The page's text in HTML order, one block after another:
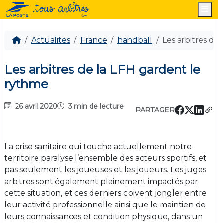
Actualités France handball Les arbitres
Les arbitres de la LFH gardent le
rythme
26 avril 2020 3 min de lecture PARTAGER
La crise sanitaire qui touche actuellement notre
territoire paralyse l’ensemble des acteurs sportifs, et
pas seulement les joueuses et les joueurs. Les juges
arbitres sont également pleinement impactés par
cette situation, et ces derniers doivent jongler entre
leur activité professionnelle ainsi que le maintien de
leurs connaissances et condition physique, dans un